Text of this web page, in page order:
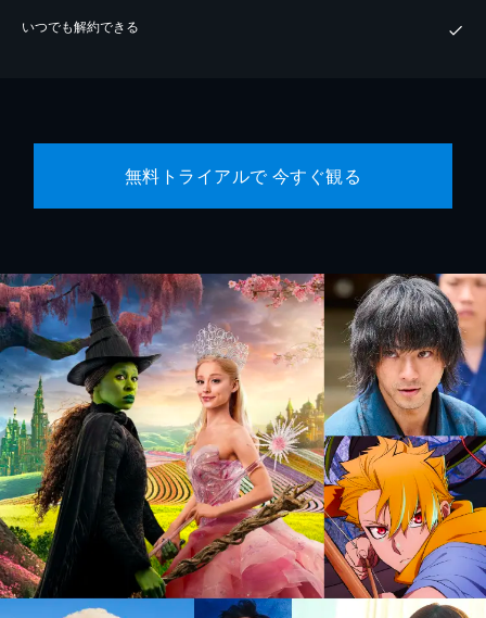
いつでも解約できる
無料トライアルで 今すぐ観る